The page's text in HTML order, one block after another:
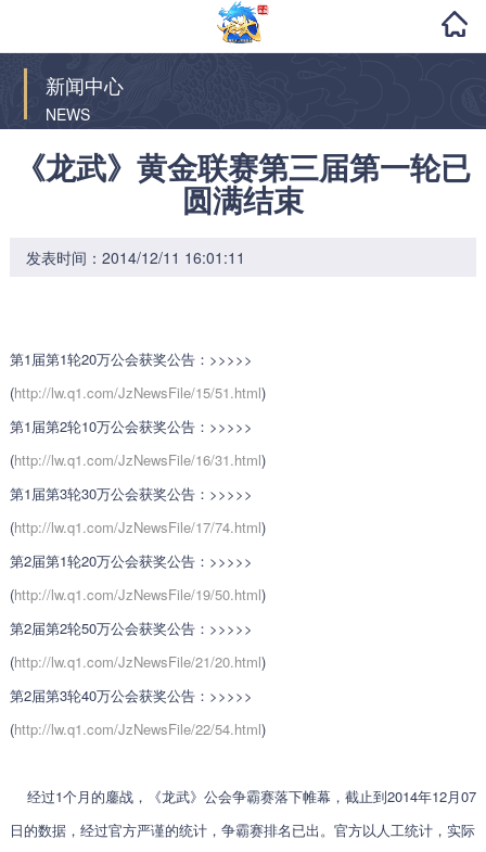
新闻中心
NEWS
《龙武》黄金联赛第三届第一轮已
圆满结束
发表时间：2014/12/11 16:01:11
第1届第1轮20万公会获奖公告：>>>>>
(http://lw.q1.com/JzNewsFile/15/51.html)
第1届第2轮10万公会获奖公告：>>>>>
(http://lw.q1.com/JzNewsFile/16/31.html)
第1届第3轮30万公会获奖公告：>>>>>
(http://lw.q1.com/JzNewsFile/17/74.html)
第2届第1轮20万公会获奖公告：>>>>>
(http://lw.q1.com/JzNewsFile/19/50.html)
第2届第2轮50万公会获奖公告：>>>>>
(http://lw.q1.com/JzNewsFile/21/20.html)
第2届第3轮40万公会获奖公告：>>>>>
(http://lw.q1.com/JzNewsFile/22/54.html)
经过1个月的鏖战，《龙武》公会争霸赛落下帷幕，截止到2014年12月07
日的数据，经过官方严谨的统计，争霸赛排名已出。官方以人工统计，实际